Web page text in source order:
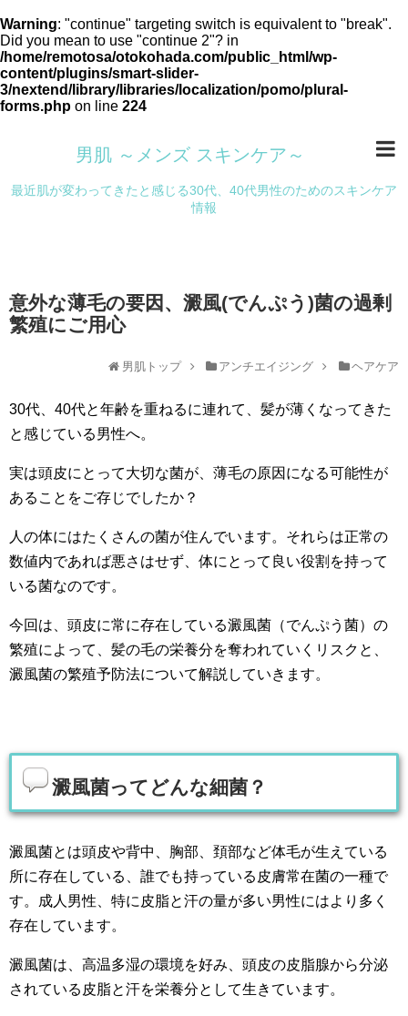
Warning: "continue" targeting switch is equivalent to "break".
Did you mean to use "continue 2"? in
/home/remotosa/otokohada.com/public_html/wp-
content/plugins/smart-slider-
3/nextend/library/libraries/localization/pomo/plural-
forms.php on line 224
男肌 ～メンズ スキンケア～
最近肌が変わってきたと感じる30代、40代男性のためのスキンケア
情報
意外な薄毛の要因、澱風(でんぷう)菌の過剰
繁殖にご用心
男肌トップ アンチエイジング ヘアケア
30代、40代と年齢を重ねるに連れて、髪が薄くなってきた
と感じている男性へ。
実は頭皮にとって大切な菌が、薄毛の原因になる可能性が
あることをご存じでしたか？
人の体にはたくさんの菌が住んでいます。それらは正常の
数値内であれば悪さはせず、体にとって良い役割を持って
いる菌なのです。
今回は、頭皮に常に存在している澱風菌（でんぷう菌）の
繁殖によって、髪の毛の栄養分を奪われていくリスクと、
澱風菌の繁殖予防法について解説していきます。
澱風菌ってどんな細菌？
澱風菌とは頭皮や背中、胸部、頚部など体毛が生えている
所に存在している、誰でも持っている皮膚常在菌の一種で
す。成人男性、特に皮脂と汗の量が多い男性にはより多く
存在しています。
澱風菌は、高温多湿の環境を好み、頭皮の皮脂腺から分泌
されている皮脂と汗を栄養分として生きています。